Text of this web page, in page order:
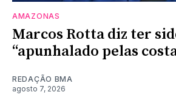
AMAZONAS
Marcos Rotta diz ter
“apunhalado pelas
REDAÇÃO BMA
agosto 7, 2026